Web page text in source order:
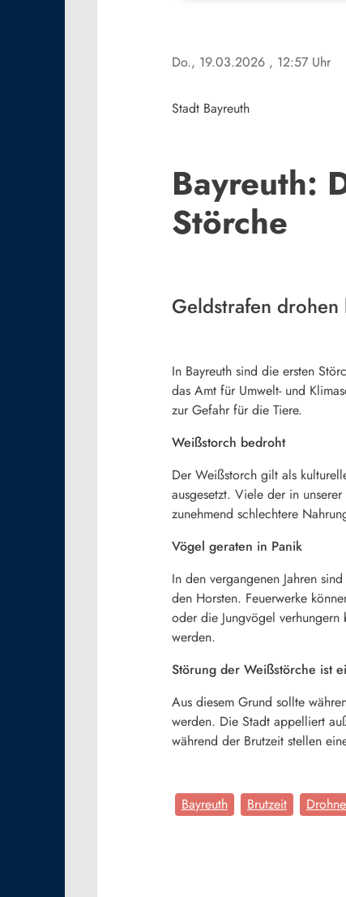
Do., 19.03.2026 , 12:57 Uhr
Stadt Bayreuth
Bayreuth:
Störche
Geldstrafen
In Bayreuth sind die ersten
das Amt für Umwelt- und
zur Gefahr für die Tiere.
Weißstorch bedroht
Der Weißstorch gilt als
ausgesetzt. Viele der in
zunehmend schlechtere
Vögel geraten in Panik
In den vergangenen Jahren
den Horsten. Feuerwerke
oder die Jungvögel
werden.
Störung der Weißstörche ist
Aus diesem Grund sollte
werden. Die Stadt appelliert
während der Brutzeit stellen
Bayreuth Brutzeit Drohne